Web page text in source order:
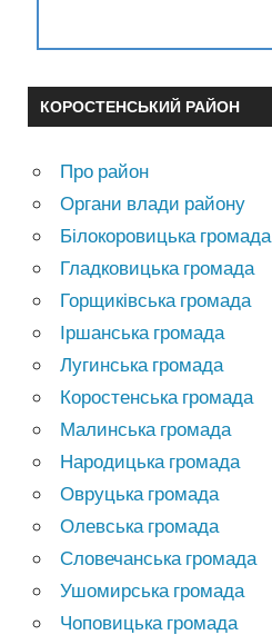
КОРОСТЕНСЬКИЙ РАЙОН
Про район
Органи влади району
Білокоровицька громада
Гладковицька громада
Горщиківська громада
Іршанська громада
Лугинська громада
Коростенська громада
Малинська громада
Народицька громада
Овруцька громада
Олевська громада
Словечанська громада
Ушомирська громада
Чоповицька громада